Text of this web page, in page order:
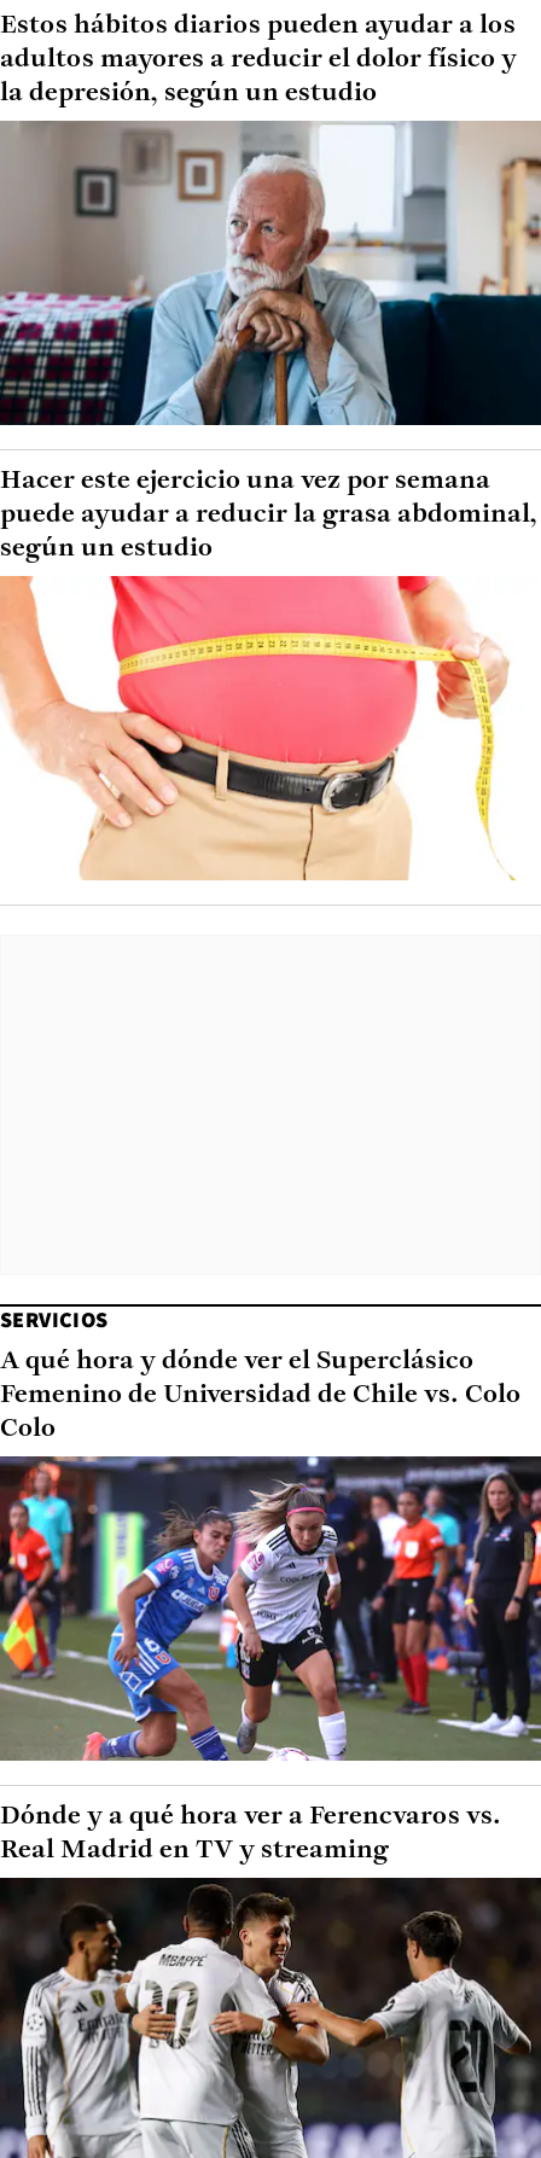
Estos hábitos diarios pueden ayudar a los
adultos mayores a reducir el dolor físico y
la depresión, según un estudio
Hacer este ejercicio una vez por semana
puede ayudar a reducir la grasa abdominal,
según un estudio
SERVICIOS
A qué hora y dónde ver el Superclásico
Femenino de Universidad de Chile vs. Colo
Colo
Dónde y a qué hora ver a Ferencvaros vs.
Real Madrid en TV y streaming